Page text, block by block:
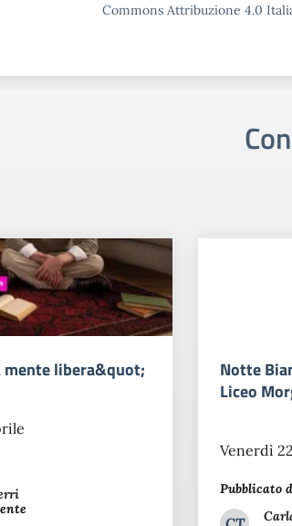
Commons Attribuzione 4.0
giovani